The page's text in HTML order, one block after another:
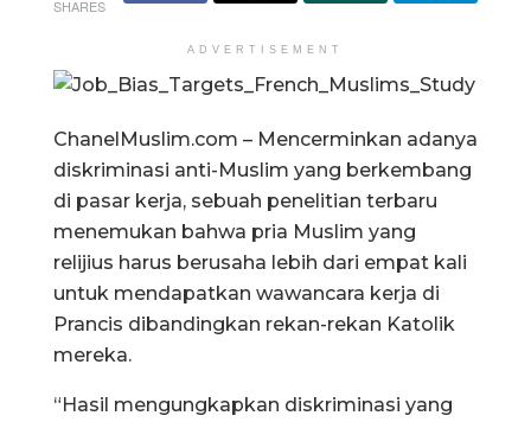
SHARES
ADVERTISEMENT
ChanelMuslim.com – Mencerminkan adanya
diskriminasi anti-Muslim yang berkembang
di pasar kerja, sebuah penelitian terbaru
menemukan bahwa pria Muslim yang
relijius harus berusaha lebih dari empat kali
untuk mendapatkan wawancara kerja di
Prancis dibandingkan rekan-rekan Katolik
mereka.
“Hasil mengungkapkan diskriminasi yang